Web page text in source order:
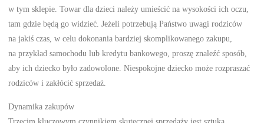
w tym sklepie. Towar dla dzieci należy umieścić na wysokości ich oczu,
tam gdzie będą go widzieć. Jeżeli potrzebują Państwo uwagi rodziców
na jakiś czas, w celu dokonania bardziej skomplikowanego zakupu,
na przykład samochodu lub kredytu bankowego, proszę znaleźć sposób,
aby ich dziecko było zadowolone. Niespokojne dziecko może rozpraszać
rodziców i zakłócić sprzedaż.
Dynamika zakupów